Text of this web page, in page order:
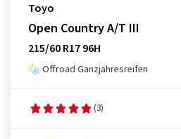
Toyo
Open Country A/T III
215/60 R17 96H
Offroad Ganzjahresreifen
(3)